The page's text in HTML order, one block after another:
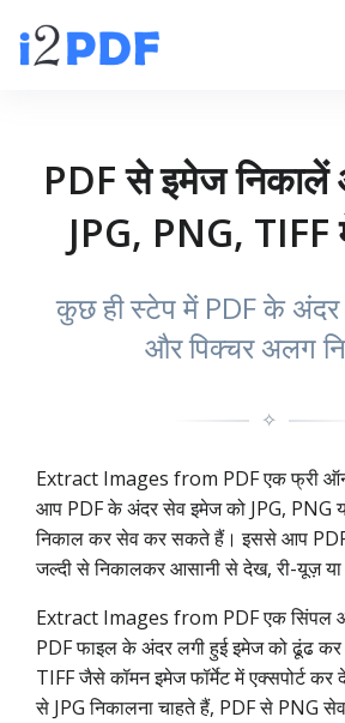
PDF से इमेज निकालें
JPG, PNG,
कुछ ही स्टेप में PDF के अंदर
और पिक्चर अलग
✧
Extract Images from PDF एक फ्री
आप PDF के अंदर सेव इमेज को JPG, PNG
निकाल कर सेव कर सकते हैं। इससे आप PDF
जल्दी से निकालकर आसानी से देख, री-यूज़
Extract Images from PDF एक सिंपल
PDF फाइल के अंदर लगी हुई इमेज को ढूंढ कर
TIFF जैसे कॉमन इमेज फॉर्मेट में एक्सपोर्ट
से JPG निकालना चाहते हैं, PDF से PNG